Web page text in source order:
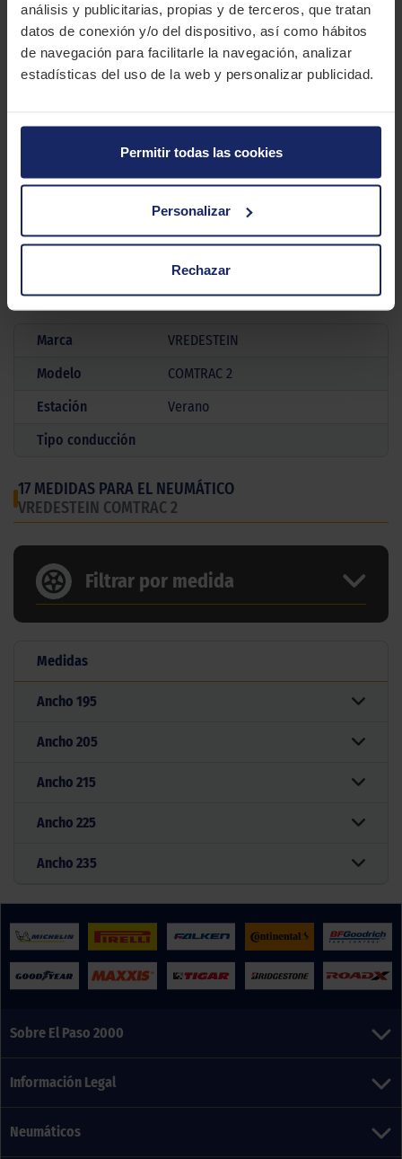
análisis y publicitarias, propias y de terceros, que tratan
datos de conexión y/o del dispositivo, así como hábitos
de navegación para facilitarle la navegación, analizar
estadísticas del uso de la web y personalizar publicidad.
Permitir todas las cookies
Personalizar
Rechazar
especial con sílice que no solo aumenta la eficiencia
energética, sino que también reduce considerablemente el
desgaste del perfil, asegurando mayor kilometraje y
rendimiento sostenido en el tiempo. Además, su construcción
particulares que exigen calidad y fiabilidad. Con tamaños
disponibles entre 15” y 16 pulgadas, esta goma combina
tecnología punta, seguridad activa y versatilidad para cubrir
condiciones climáticas.
Marca
VREDESTEIN
Modelo
COMTRAC 2
Estación
Verano
Tipo conducción
17 MEDIDAS PARA EL NEUMÁTICO
VREDESTEIN COMTRAC 2
Filtrar por medida
Medidas
Ancho 195
Ancho 205
Ancho 215
Ancho 225
Ancho 235
Sobre El Paso 2000
Información Legal
Neumáticos